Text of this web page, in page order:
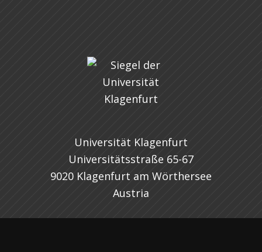
Universität Klagenfurt
Universitätsstraße 65-67
9020 Klagenfurt am Wörthersee
Austria